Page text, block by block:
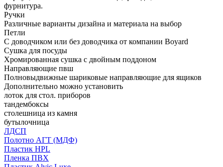
фурнитура.
Ручки
Различные варианты дизайна и материала на выбор
Петли
С доводчиком или без доводчика от компании Boyard
Сушка для посуды
Хромированная сушка с двойным поддоном
Направляющие пвш
Полновыдвижные шариковые направляющие для ящиков
Дополнительно можно установить
лоток для стол. приборов
тандембоксы
столешница из камня
бутылочница
ЛДСП
Полотно АГТ (МДФ)
Пластик HPL
Пленка ПВХ